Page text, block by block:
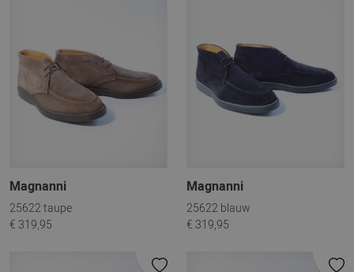
Magnanni
25622 taupe
€ 319,95
Magnanni
25622 blauw
€ 319,95